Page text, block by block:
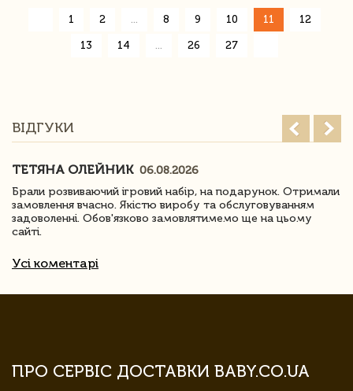
1 2 8 9 10 11 12
13 14 26 27
ВІДГУКИ
ТЕТЯНА ОЛЕЙНИК 06.08.2026
Брали розвиваючий ігровий набір, на подарунок. Отримали
замовлення вчасно. Якістю виробу та обслуговуванням
задоволенні. Обов'язково замовлятимемо ще на цьому
сайті.
Усі коментарі
ПРО СЕРВІС ДОСТАВКИ BABY.CO.UA